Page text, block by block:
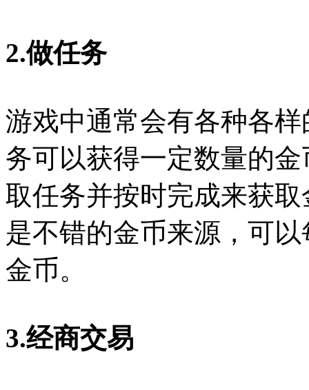
2.做任务
游戏中通常会有各种各
务可以获得一定数量的
取任务并按时完成来获
是不错的金币来源，可
金币。
3.经商交易